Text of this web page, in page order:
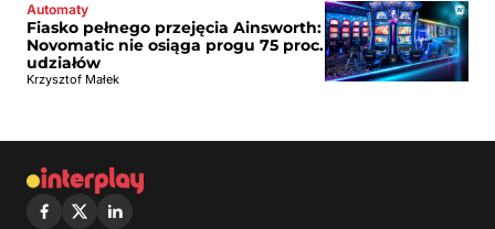
Automaty
Fiasko pełnego przejęcia Ainsworth:
Novomatic nie osiąga progu 75 proc.
udziałów
Krzysztof Małek